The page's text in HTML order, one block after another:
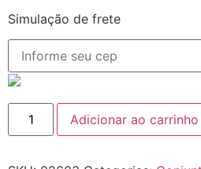
Simulação de frete
Adicionar ao carrinho